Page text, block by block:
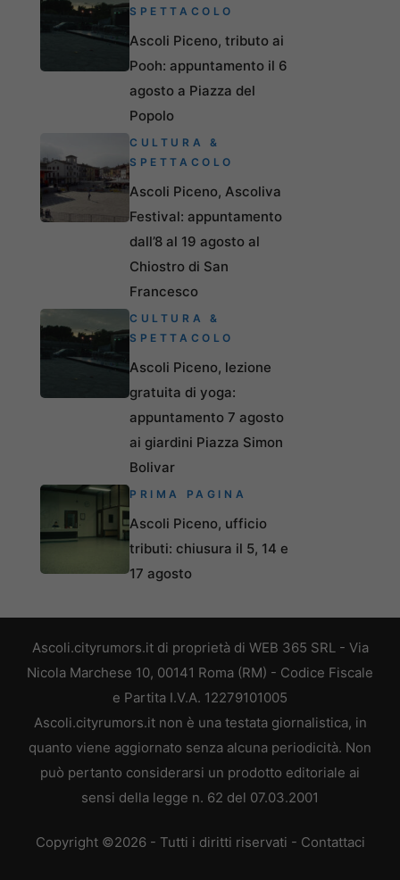
SPETTACOLO
Ascoli Piceno, tributo ai
Pooh: appuntamento il 6
agosto a Piazza del
Popolo
CULTURA &
SPETTACOLO
Ascoli Piceno, Ascoliva
Festival: appuntamento
dall’8 al 19 agosto al
Chiostro di San
Francesco
CULTURA &
SPETTACOLO
Ascoli Piceno, lezione
gratuita di yoga:
appuntamento 7 agosto
ai giardini Piazza Simon
Bolivar
PRIMA PAGINA
Ascoli Piceno, ufficio
tributi: chiusura il 5, 14 e
17 agosto
Ascoli.cityrumors.it di proprietà di WEB 365 SRL - Via
Nicola Marchese 10, 00141 Roma (RM) - Codice Fiscale
e Partita I.V.A. 12279101005
Ascoli.cityrumors.it non è una testata giornalistica, in
quanto viene aggiornato senza alcuna periodicità. Non
può pertanto considerarsi un prodotto editoriale ai
sensi della legge n. 62 del 07.03.2001
Copyright ©2026 - Tutti i diritti riservati - Contattaci